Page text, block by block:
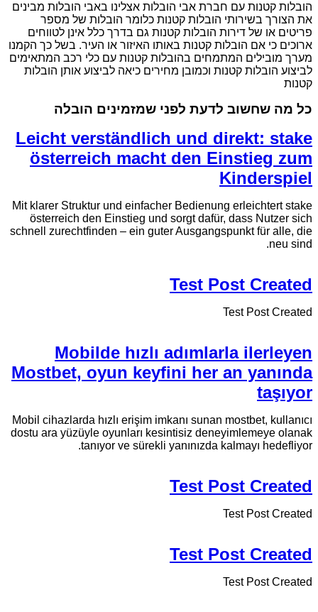
הובלות קטנות עם חברת אבי הובלות אצלינו באבי הובלות מבינים
את הצורך בשירותי הובלות קטנות כלומר הובלות של מספר
פריטים או של דירות הובלות קטנות גם בדרך כלל אינן לטווחים
ארוכים כי אם הובלות קטנות באותו האיזור או העיר. בשל כך הקמנו
מערך מובילים המתמחים בהובלות קטנות עם כלי רכב המתאימים
לביצוע הובלות קטנות וכמובן מחירים כיאה לביצוע אותן הובלות
קטנות
כל מה שחשוב לדעת לפני שמזמינים הובלה
Leicht verständlich und direkt: stake
österreich macht den Einstieg zum
Kinderspiel
Mit klarer Struktur und einfacher Bedienung erleichtert stake
österreich den Einstieg und sorgt dafür, dass Nutzer sich
schnell zurechtfinden – ein guter Ausgangspunkt für alle, die
neu sind.
Test Post Created
Test Post Created
Mobilde hızlı adımlarla ilerleyen
Mostbet, oyun keyfini her an yanında
taşıyor
Mobil cihazlarda hızlı erişim imkanı sunan mostbet, kullanıcı
dostu ara yüzüyle oyunları kesintisiz deneyimlemeye olanak
tanıyor ve sürekli yanınızda kalmayı hedefliyor.
Test Post Created
Test Post Created
Test Post Created
Test Post Created